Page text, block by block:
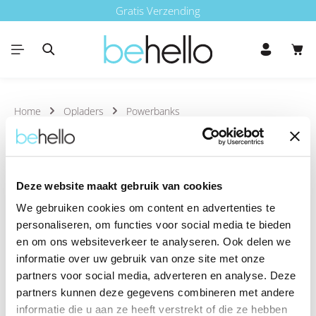
Deze website maakt gebruik van cookies
We gebruiken cookies om content en advertenties te
personaliseren, om functies voor social media te bieden
en om ons websiteverkeer te analyseren. Ook delen we
informatie over uw gebruik van onze site met onze
partners voor social media, adverteren en analyse. Deze
partners kunnen deze gegevens combineren met andere
informatie die u aan ze heeft verstrekt of die ze hebben
Ga naar de hoofdinhoudGratis Verzending
Home Opladers Powerbanks